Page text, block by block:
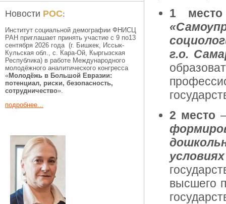
Новости РОС:
Институт социальной демографии ФНИСЦ
РАН приглашает принять участие с 9 по13
сентября 2026 года (г. Бишкек, Иссык-
Кульская обл., c. Кара-Ой, Кыргызская
Республика) в работе Международного
молодёжного аналитического конгресса
«Молодёжь в Большой Евразии:
потенциал, риски, безопасность,
сотрудничество».
подробнее...
1 место
г.о.
2 место
высшего